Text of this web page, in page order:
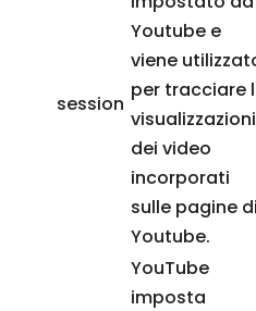
session
Youtube e
viene
per tracciare
visualizzazioni
dei video
incorporati
sulle pagine
Youtube.
YouTube
imposta